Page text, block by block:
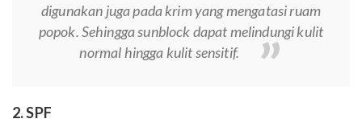
digunakan juga pada krim yang mengatasi ruam
popok. Sehingga sunblock dapat melindungi kulit
normal hingga kulit sensitif.
2. SPF